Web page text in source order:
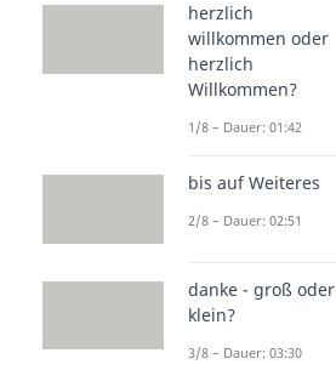
herzlich
willkommen oder
herzlich
Willkommen?
1/8 – Dauer: 01:42
bis auf Weiteres
2/8 – Dauer: 02:51
danke - groß oder
klein?
3/8 – Dauer: 03:30